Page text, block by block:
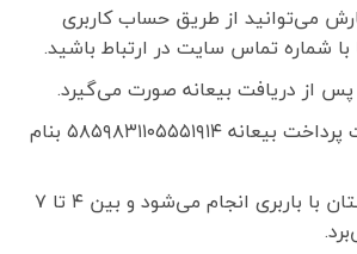
می‌توانید از طریق حساب کاربری
با شماره تماس سایت در ارتباط باشید.
از دریافت بیعانه صورت می‌گیرد.
شماره کارت جهت پرداخت بیعانه ۵۸۵۹۸۳۱۱۰۵۵۵۱۹۱۴ بنام
ارسال‌های شهرستان با باربری انجام می‌شود و بین ۴ تا ۷